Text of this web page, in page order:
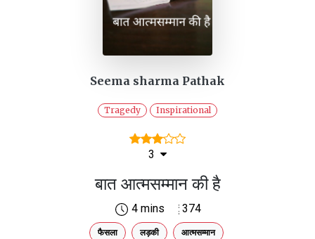
Seema sharma Pathak
Tragedy Inspirational
3
बात आत्मसम्मान की है
4 mins 374
फैसला लड़की आत्मसम्मान